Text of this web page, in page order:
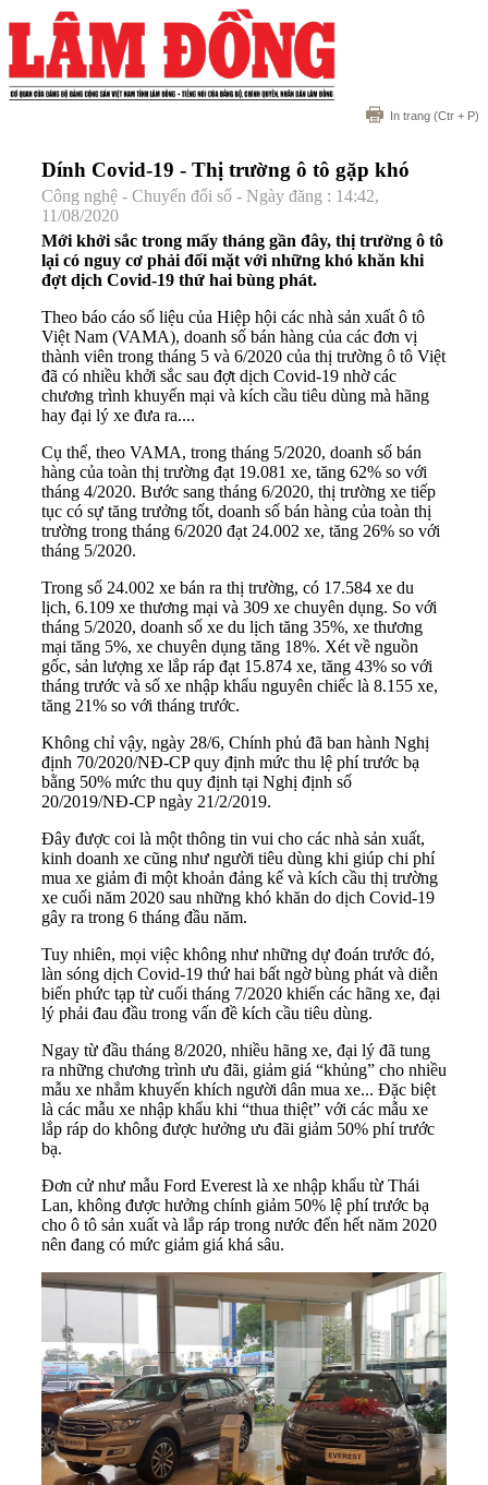
In trang (Ctr + P)
Dính Covid-19 - Thị trường ô tô gặp khó
Công nghệ - Chuyển đổi số - Ngày đăng : 14:42,
11/08/2020
Mới khởi sắc trong mấy tháng gần đây, thị trường ô tô
lại có nguy cơ phải đối mặt với những khó khăn khi
đợt dịch Covid-19 thứ hai bùng phát.
Theo báo cáo số liệu của Hiệp hội các nhà sản xuất ô tô
Việt Nam (VAMA), doanh số bán hàng của các đơn vị
thành viên trong tháng 5 và 6/2020 của thị trường ô tô Việt
đã có nhiều khởi sắc sau đợt dịch Covid-19 nhờ các
chương trình khuyến mại và kích cầu tiêu dùng mà hãng
hay đại lý xe đưa ra....
Cụ thể, theo VAMA, trong tháng 5/2020, doanh số bán
hàng của toàn thị trường đạt 19.081 xe, tăng 62% so với
tháng 4/2020. Bước sang tháng 6/2020, thị trường xe tiếp
tục có sự tăng trưởng tốt, doanh số bán hàng của toàn thị
trường trong tháng 6/2020 đạt 24.002 xe, tăng 26% so với
tháng 5/2020.
Trong số 24.002 xe bán ra thị trường, có 17.584 xe du
lịch, 6.109 xe thương mại và 309 xe chuyên dụng. So với
tháng 5/2020, doanh số xe du lịch tăng 35%, xe thương
mại tăng 5%, xe chuyên dụng tăng 18%. Xét về nguồn
gốc, sản lượng xe lắp ráp đạt 15.874 xe, tăng 43% so với
tháng trước và số xe nhập khẩu nguyên chiếc là 8.155 xe,
tăng 21% so với tháng trước.
Không chỉ vậy, ngày 28/6, Chính phủ đã ban hành Nghị
định 70/2020/NĐ-CP quy định mức thu lệ phí trước bạ
bằng 50% mức thu quy định tại Nghị định số
20/2019/NĐ-CP ngày 21/2/2019.
Đây được coi là một thông tin vui cho các nhà sản xuất,
kinh doanh xe cũng như người tiêu dùng khi giúp chi phí
mua xe giảm đi một khoản đảng kế và kích cầu thị trường
xe cuối năm 2020 sau những khó khăn do dịch Covid-19
gây ra trong 6 tháng đầu năm.
Tuy nhiên, mọi việc không như những dự đoán trước đó,
làn sóng dịch Covid-19 thứ hai bất ngờ bùng phát và diễn
biến phức tạp từ cuối tháng 7/2020 khiến các hãng xe, đại
lý phải đau đầu trong vấn đề kích cầu tiêu dùng.
Ngay từ đầu tháng 8/2020, nhiều hãng xe, đại lý đã tung
ra những chương trình ưu đãi, giảm giá “khủng” cho nhiều
mẫu xe nhắm khuyến khích người dân mua xe... Đặc biệt
là các mẫu xe nhập khẩu khi “thua thiệt” với các mẫu xe
lắp ráp do không được hưởng ưu đãi giảm 50% phí trước
bạ.
Đơn cử như mẫu Ford Everest là xe nhập khẩu từ Thái
Lan, không được hưởng chính giảm 50% lệ phí trước bạ
cho ô tô sản xuất và lắp ráp trong nước đến hết năm 2020
nên đang có mức giảm giá khá sâu.